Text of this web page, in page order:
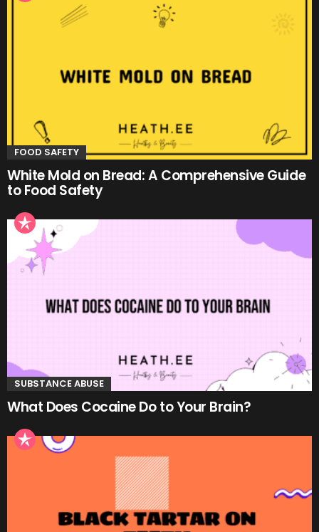
FOOD SAFETY
White Mold on Bread: A Comprehensive Guide
to Food Safety
SUBSTANCE ABUSE
What Does Cocaine Do to Your Brain?